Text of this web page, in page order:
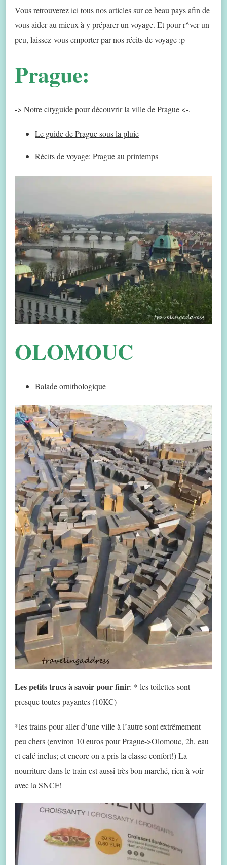
Vous retrouverez ici tous nos articles sur ce beau pays afin de
vous aider au mieux à y préparer un voyage. Et pour r^ver un
peu, laissez-vous emporter par nos récits de voyage :p
Prague:
-> Notrecityguidepour découvrir la ville de Prague <-.
Le guide de Prague sous la pluie
Récits de voyage: Prague au printemps
OLOMOUC
Balade ornithologique
Les petits trucs à savoir pour finir: * les toilettes sont
presque toutes payantes (10KC)
*les trains pour aller d’une ville à l’autre sont extrêmement
peu chers (environ 10 euros pour Prague->Olomouc, 2h, eau
et café inclus; et encore on a pris la classe confort!) La
nourriture dans le train est aussi très bon marché, rien à voir
avec la SNCF!